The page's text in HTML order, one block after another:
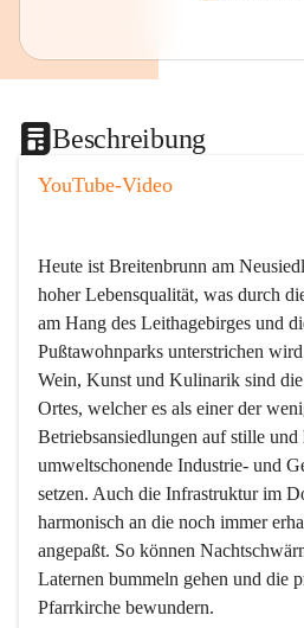
Beschreibung
YouTube-Video
Heute ist Breitenbrunn am
hoher Lebensqualität, was durch
am Hang des Leithagebirges und
Pußtawohnparks unterstrichen
Wein, Kunst und Kulinarik sind
Ortes, welcher es als einer der
Betriebsansiedlungen auf stille
umweltschonende Industrie- und
setzen. Auch die Infrastruktur im
harmonisch an die noch immer
angepaßt. So können
Laternen bummeln gehen und die
Pfarrkirche bewundern.